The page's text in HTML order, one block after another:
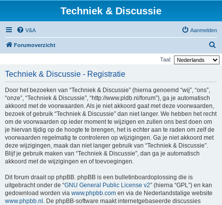
Techniek & Discussie
V&A Aanmelden
Forumoverzicht
o
Taal:
Techniek & Discussie - Registratie
Door het bezoeken van “Techniek & Discussie” (hierna genoemd “wij”, “ons”,
“onze”, “Techniek & Discussie”, “http://www.pldb.nl/forum”), ga je automatisch
akkoord met de voorwaarden. Als je niet akkoord gaat met deze voorwaarden,
bezoek of gebruik “Techniek & Discussie” dan niet langer. We hebben het recht
om de voorwaarden op ieder moment te wijzigen en zullen ons best doen om
je hiervan tijdig op de hoogte te brengen, het is echter aan te raden om zelf de
voorwaarden regelmatig te controleren op wijzigingen. Ga je niet akkoord met
deze wijzigingen, maak dan niet langer gebruik van “Techniek & Discussie”.
Blijf je gebruik maken van “Techniek & Discussie”, dan ga je automatisch
akkoord met de wijzigingen en of toevoegingen.
Dit forum draait op phpBB. phpBB is een bulletinboardoplossing die is
uitgebracht onder de “GNU General Public License v2” (hierna “GPL”) en kan
gedownload worden via www.phpbb.com en via de Nederlandstalige website
www.phpbb.nl . De phpBB-software maakt internetgebaseerde discussies